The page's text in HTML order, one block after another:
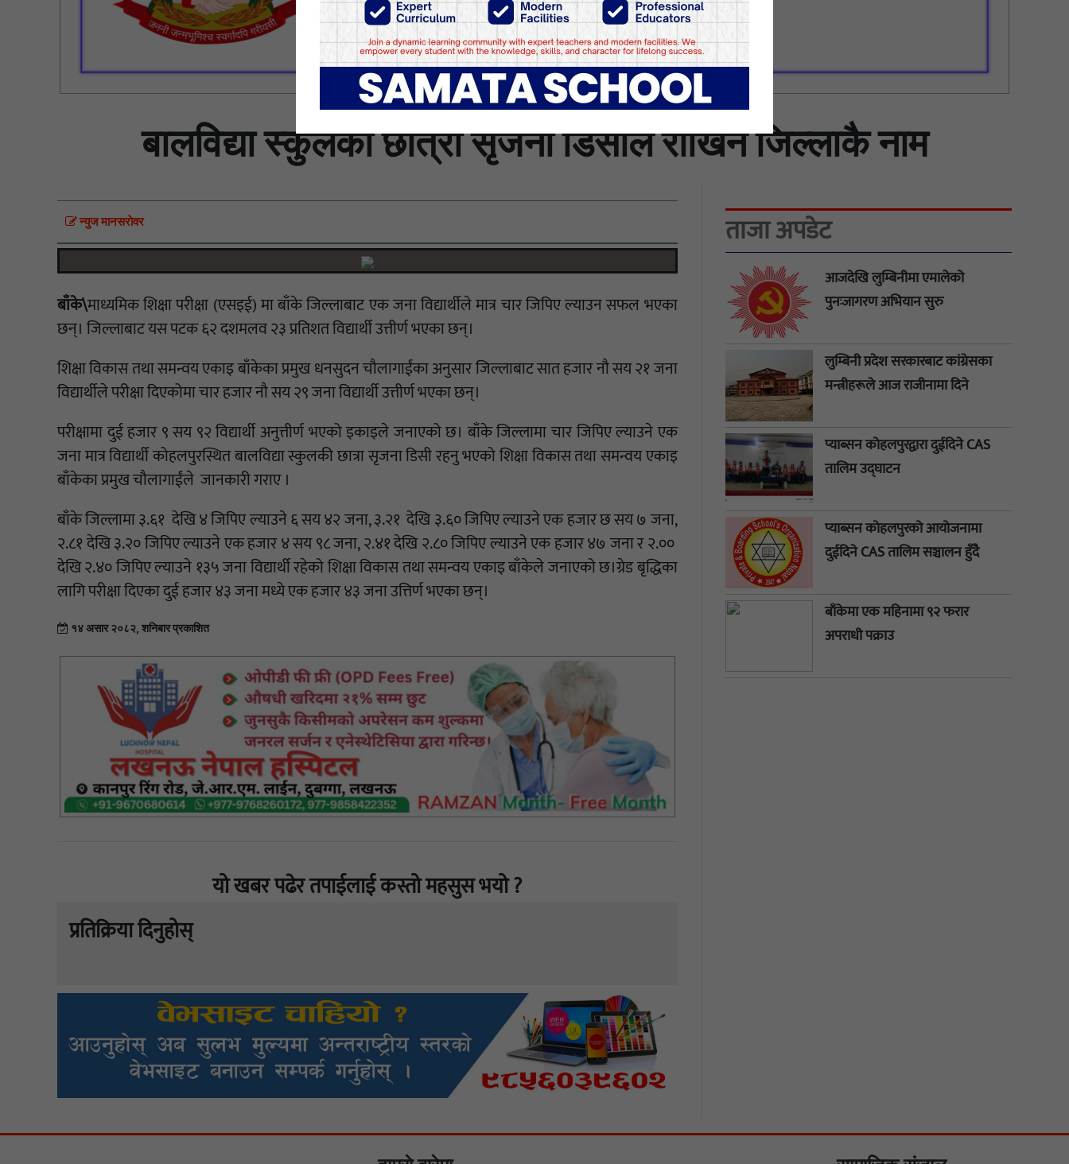
बालविद्या स्कुलकी छात्रा सृजना डिसीले राखिन जिल्लाकै नाम
न्युज मानसराेवर
बाँके\माध्यमिक शिक्षा परीक्षा (एसइई) मा बाँके जिल्लाबाट एक जना विद्यार्थीले मात्र चार जिपिए ल्याउन सफल भएका
छन्। जिल्लाबाट यस पटक ६२ दशमलव २३ प्रतिशत विद्यार्थी उत्तीर्ण भएका छन्।
शिक्षा विकास तथा समन्वय एकाइ बाँकेका प्रमुख धनसुदन चौलागाईंका अनुसार जिल्लाबाट सात हजार नौ सय २१ जना
विद्यार्थीले परीक्षा दिएकोमा चार हजार नौ सय २९ जना विद्यार्थी उत्तीर्ण भएका छन्।
परीक्षामा दुई हजार ९ सय ९२ विद्यार्थी अनुत्तीर्ण भएको इकाइले जनाएको छ। बाँके जिल्लामा चार जिपिए ल्याउने एक
जना मात्र विद्यार्थी कोहलपुरस्थित बालविद्या स्कुलकी छात्रा सृजना डिसी रहनु भएको शिक्षा विकास तथा समन्वय एकाइ
बाँकेका प्रमुख चौलागाईंले जानकारी गराए ।
बाँके जिल्लामा ३.६१ देखि ४ जिपिए ल्याउने ६ सय ४२ जना, ३.२१ देखि ३.६० जिपिए ल्याउने एक हजार छ सय ७ जना,
२.८१ देखि ३.२० जिपिए ल्याउने एक हजार ४ सय ९८ जना, २.४१ देखि २.८० जिपिए ल्याउने एक हजार ४७ जना र २.००
देखि २.४० जिपिए ल्याउने १३५ जना विद्यार्थी रहेको शिक्षा विकास तथा समन्वय एकाइ बाँकेले जनाएको छ।ग्रेड बृद्धिका
लागि परीक्षा दिएका दुई हजार ४३ जना मध्ये एक हजार ४३ जना उत्तिर्ण भएका छन्।
१४ असार २०८२, शनिबार प्रकाशित
यो खबर पढेर तपाईलाई कस्तो महसुस भयो ?
प्रतिक्रिया दिनुहोस्
ताजा अपडेट
आजदेखि लुम्बिनीमा एमालेको
पुनःजागरण अभियान सुरु
लुम्बिनी प्रदेश सरकारबाट कांग्रेसका
मन्त्रीहरूले आज राजीनामा दिने
प्याब्सन कोहलपुरद्वारा दुईदिने CAS
तालिम उद्घाटन
प्याब्सन कोहलपुरको आयोजनामा
दुईदिने CAS तालिम सञ्चालन हुँदै
बाँकेमा एक महिनामा ९२ फरार
अपराधी पक्राउ